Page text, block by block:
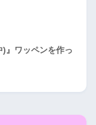
)』ワッペンを作っ